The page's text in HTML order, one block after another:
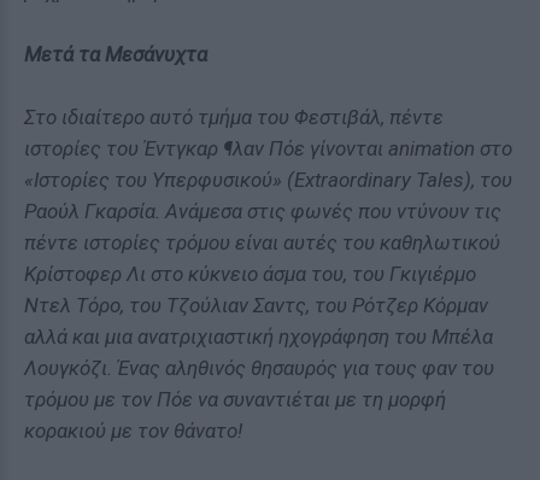
Μετά τα Μεσάνυχτα
Στο ιδιαίτερο αυτό τμήμα του Φεστιβάλ, πέντε
ιστορίες του Έντγκαρ ¶λαν Πόε γίνονται animation στο
«Ιστορίες του Υπερφυσικού» (Extraordinary Tales), του
Ραούλ Γκαρσία. Ανάμεσα στις φωνές που ντύνουν τις
πέντε ιστορίες τρόμου είναι αυτές του καθηλωτικού
Κρίστοφερ Λι στο κύκνειο άσμα του, του Γκιγιέρμο
Ντελ Τόρο, του Τζούλιαν Σαντς, του Ρότζερ Κόρμαν
αλλά και μια ανατριχιαστική ηχογράφηση του Μπέλα
Λουγκόζι. Ένας αληθινός θησαυρός για τους φαν του
τρόμου με τον Πόε να συναντιέται με τη μορφή
κορακιού με τον θάνατο!